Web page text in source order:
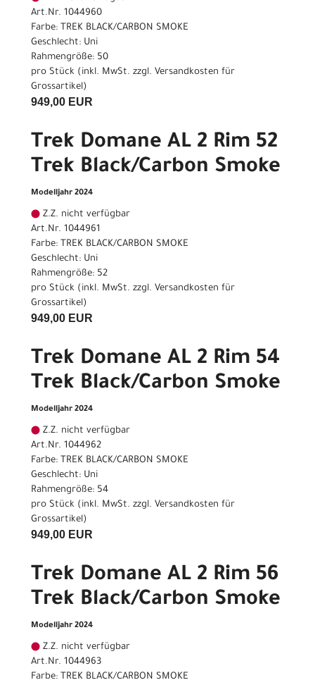
Art.Nr. 1044960
Farbe: TREK BLACK/CARBON SMOKE
Geschlecht: Uni
Rahmengröße: 50
pro Stück (inkl. MwSt. zzgl. Versandkosten für
Grossartikel)
949,00 EUR
Trek Domane AL 2 Rim 52
Trek Black/Carbon Smoke
Modelljahr 2024
Z.Z. nicht verfügbar
Art.Nr. 1044961
Farbe: TREK BLACK/CARBON SMOKE
Geschlecht: Uni
Rahmengröße: 52
pro Stück (inkl. MwSt. zzgl. Versandkosten für
Grossartikel)
949,00 EUR
Trek Domane AL 2 Rim 54
Trek Black/Carbon Smoke
Modelljahr 2024
Z.Z. nicht verfügbar
Art.Nr. 1044962
Farbe: TREK BLACK/CARBON SMOKE
Geschlecht: Uni
Rahmengröße: 54
pro Stück (inkl. MwSt. zzgl. Versandkosten für
Grossartikel)
949,00 EUR
Trek Domane AL 2 Rim 56
Trek Black/Carbon Smoke
Modelljahr 2024
Z.Z. nicht verfügbar
Art.Nr. 1044963
Farbe: TREK BLACK/CARBON SMOKE